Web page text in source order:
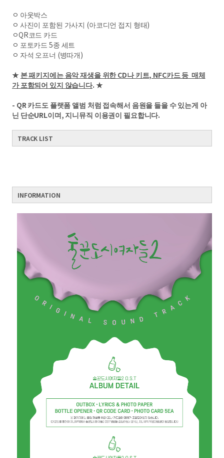
ㅇ 아웃박스
ㅇ 사진이 포함된 가사지 (아코디언 접지 형태)
ㅇQR코드 카드
ㅇ 포토카드 5종 세트
ㅇ 자석 오프너 (병따개)
★ 본 패키지에는 음악 재생을 위한 CD나 키트, NFC카드 등 매체
가 포함되어 있지 않습니다. ★
- QR 카드도 플랫폼 앨범 처럼 접속해서 음원을 들을 수 있는게 아
닌 단순URL이며, 지니뮤직 이용권이 필요합니다.
TRACK LIST
INFORMATION